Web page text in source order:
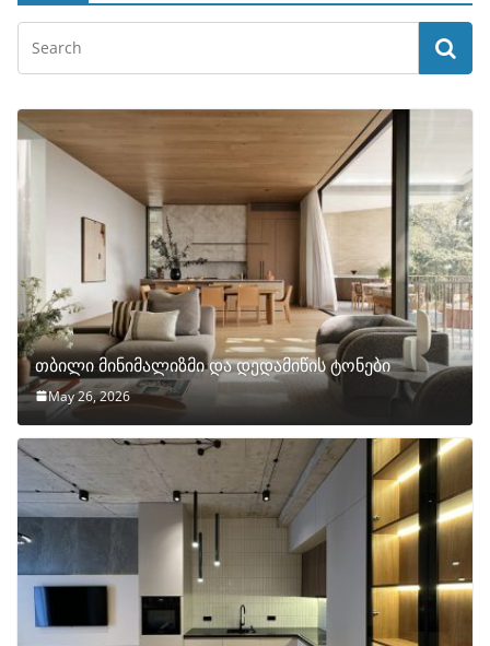
თბილი მინიმალიზმი და დედამიწის ტონები
May 26, 2026